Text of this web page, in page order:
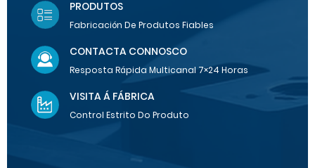
PRODUTOS
Fabricación De Produtos Fiables
CONTACTA CONNOSCO
Resposta Rápida Multicanal 7×24 Horas
VISITA Á FÁBRICA
Control Estrito Do Produto